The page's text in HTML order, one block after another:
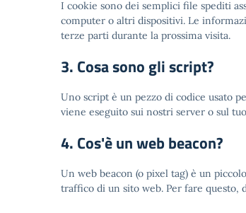
I cookie sono dei semplici file spediti
computer o altri dispositivi. Le
terze parti durante la prossima visita.
3. Cosa sono gli script?
Uno script è un pezzo di codice usato
viene eseguito sui nostri server o sul
4. Cos'è un web beacon?
Un web beacon (o pixel tag) è un
traffico di un sito web. Per fare questo,